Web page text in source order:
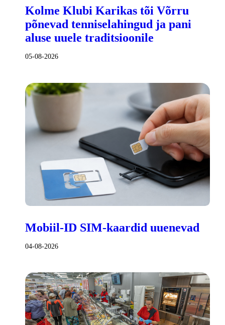
Kolme Klubi Karikas tõi Võrru
põnevad tenniselahingud ja pani
aluse uuele traditsioonile
05-08-2026
Mobiil-ID SIM-kaardid uuenevad
04-08-2026